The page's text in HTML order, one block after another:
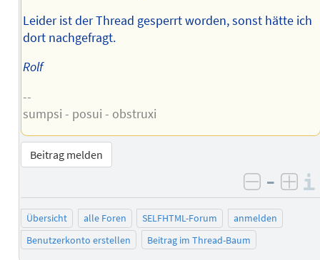
Leider ist der Thread gesperrt worden, sonst hätte ich
dort nachgefragt.
Rolf
--
sumpsi - posui - obstruxi
Beitrag melden
negativ
–
Übersicht alle Foren SELFHTML-Forum
anmelden
Benutzerkonto erstellen
Beitrag im Thread-Baum